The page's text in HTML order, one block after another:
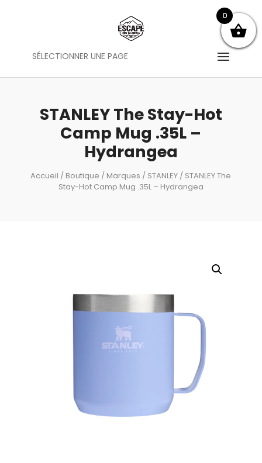
SÉLECTIONNER UNE PAGE
STANLEY The Stay-Hot
Camp Mug .35L –
Hydrangea
Accueil / Boutique / Marques / STANLEY / STANLEY The
Stay-Hot Camp Mug .35L – Hydrangea
0